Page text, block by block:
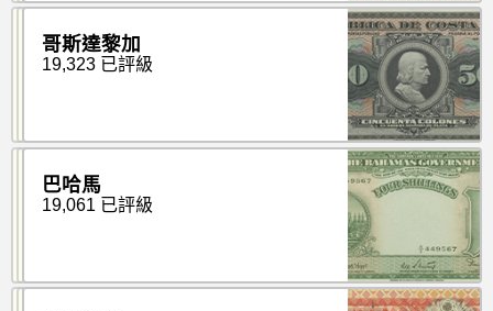
哥斯達黎加
19,323 已評級
巴哈馬
19,061 已評級